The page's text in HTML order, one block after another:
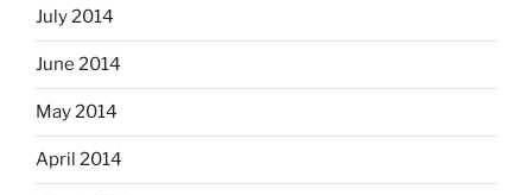
July 2014
June 2014
May 2014
April 2014